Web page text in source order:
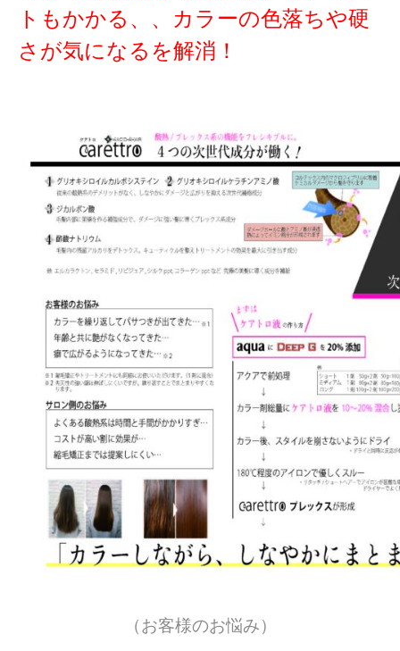
トもかかる、、カラーの色落ちや硬
さが気になるを解消！
（お客様のお悩み）